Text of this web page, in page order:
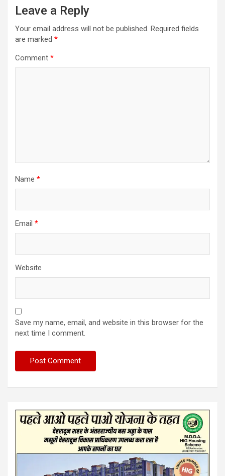
Leave a Reply
Your email address will not be published. Required fields
are marked *
Comment *
Name *
Email *
Website
Save my name, email, and website in this browser for the
next time I comment.